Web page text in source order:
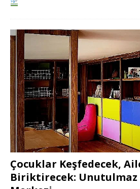
Çocuklar Keşfedecek,
Biriktirecek: Unutulmaz